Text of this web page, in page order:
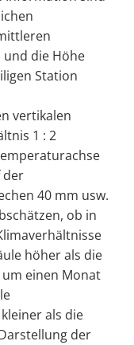
und die Höhe
Station
vertikalen
1 : 2
der
40 mm usw.
ob in
höher als die
einen Monat
als die
der